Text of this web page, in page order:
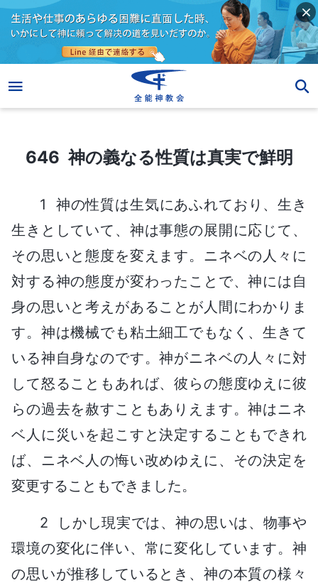
646 神の義なる性質は真実で鮮明
646 神の義なる性質は真実で鮮明
1 神の性質は生気にあふれており、生き
生きとしていて、神は事態の展開に応じて、
その思いと態度を変えます。ニネベの人々に
対する神の態度が変わったことで、神には自
身の思いと考えがあることが人間にわかりま
す。神は機械でも粘土細工でもなく、生きて
いる神自身なのです。神がニネベの人々に対
して怒ることもあれば、彼らの態度ゆえに彼
らの過去を赦すこともありえます。神はニネ
ベ人に災いを起こすと決定することもできれ
ば、ニネベ人の悔い改めゆえに、その決定を
変更することもできました。
2 しかし現実では、神の思いは、物事や
環境の変化に伴い、常に変化しています。神
の思いが推移しているとき、神の本質の様々